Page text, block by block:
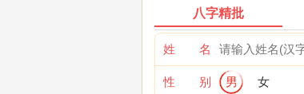
八字精批
姓 名
性 别 男 女